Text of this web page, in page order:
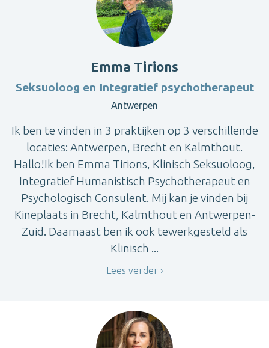
Emma Tirions
Seksuoloog en Integratief psychotherapeut
Antwerpen
Ik ben te vinden in 3 praktijken op 3 verschillende
locaties: Antwerpen, Brecht en Kalmthout.
Hallo!Ik ben Emma Tirions, Klinisch Seksuoloog,
Integratief Humanistisch Psychotherapeut en
Psychologisch Consulent. Mij kan je vinden bij
Kineplaats in Brecht, Kalmthout en Antwerpen-
Zuid. Daarnaast ben ik ook tewerkgesteld als
Klinisch ...
Lees verder